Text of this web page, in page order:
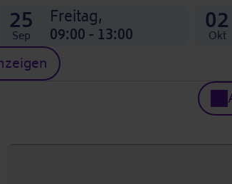
25
Sep
Freitag,
09:00 - 13:00 02
Okt